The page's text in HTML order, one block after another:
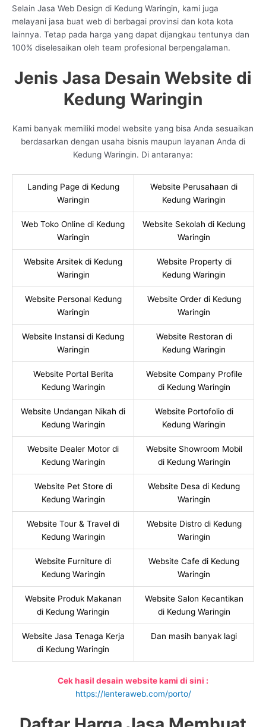
Selain Jasa Web Design di Kedung Waringin, kami juga
melayani jasa buat web di berbagai provinsi dan kota kota
lainnya. Tetap pada harga yang dapat dijangkau tentunya dan
100% diselesaikan oleh team profesional berpengalaman.
Jenis Jasa Desain Website di
Kedung Waringin
Kami banyak memiliki model website yang bisa Anda sesuaikan
berdasarkan dengan usaha bisnis maupun layanan Anda di
Kedung Waringin. Di antaranya:
Landing Page di Kedung
Waringin
Website Perusahaan di
Kedung Waringin
Web Toko Online di Kedung
Waringin
Website Sekolah di Kedung
Waringin
Website Arsitek di Kedung
Waringin
Website Property di
Kedung Waringin
Website Personal Kedung
Waringin
Website Order di Kedung
Waringin
Website Instansi di Kedung
Waringin
Website Restoran di
Kedung Waringin
Website Portal Berita
Kedung Waringin
Website Company Profile
di Kedung Waringin
Website Undangan Nikah di
Kedung Waringin
Website Portofolio di
Kedung Waringin
Website Dealer Motor di
Kedung Waringin
Website Showroom Mobil
di Kedung Waringin
Website Pet Store di
Kedung Waringin
Website Desa di Kedung
Waringin
Website Tour & Travel di
Kedung Waringin
Website Distro di Kedung
Waringin
Website Furniture di
Kedung Waringin
Website Cafe di Kedung
Waringin
Website Produk Makanan
di Kedung Waringin
Website Salon Kecantikan
di Kedung Waringin
Website Jasa Tenaga Kerja
di Kedung Waringin
Dan masih banyak lagi
Cek hasil desain website kami di sini :
https://lenteraweb.com/porto/